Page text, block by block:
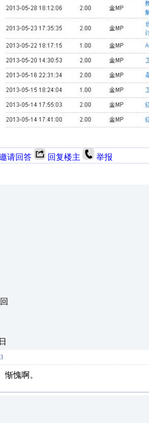
请回答 回复楼主 举报
惭愧啊。